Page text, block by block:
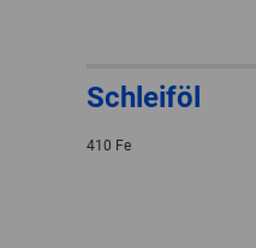
Schleiföl
410 Fe